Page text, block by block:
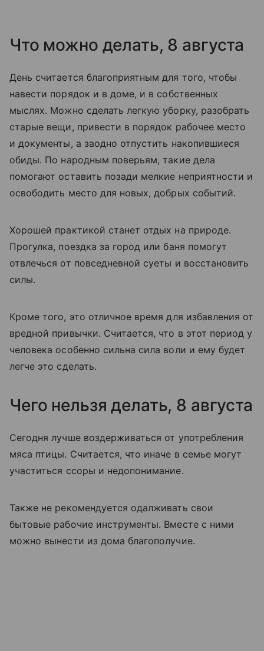
Что можно делать, 8 августа
День считается благоприятным для того, чтобы
навести порядок и в доме, и в собственных
мыслях. Можно сделать легкую уборку, разобрать
старые вещи, привести в порядок рабочее место
и документы, а заодно отпустить накопившиеся
обиды. По народным поверьям, такие дела
помогают оставить позади мелкие неприятности и
освободить место для новых, добрых событий.
Хорошей практикой станет отдых на природе.
Прогулка, поездка за город или баня помогут
отвлечься от повседневной суеты и восстановить
силы.
Кроме того, это отличное время для избавления от
вредной привычки. Считается, что в этот период у
человека особенно сильна сила воли и ему будет
легче это сделать.
Чего нельзя делать, 8 августа
Сегодня лучше воздерживаться от употребления
мяса птицы. Считается, что иначе в семье могут
участиться ссоры и недопонимание.
Также не рекомендуется одалживать свои
бытовые рабочие инструменты. Вместе с ними
можно вынести из дома благополучие.